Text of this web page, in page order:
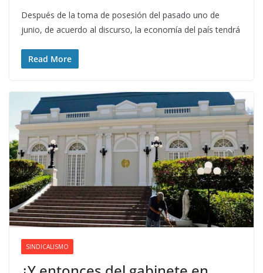
Después de la toma de posesión del pasado uno de
junio, de acuerdo al discurso, la economía del país tendrá
Read More
SINDICALISMO